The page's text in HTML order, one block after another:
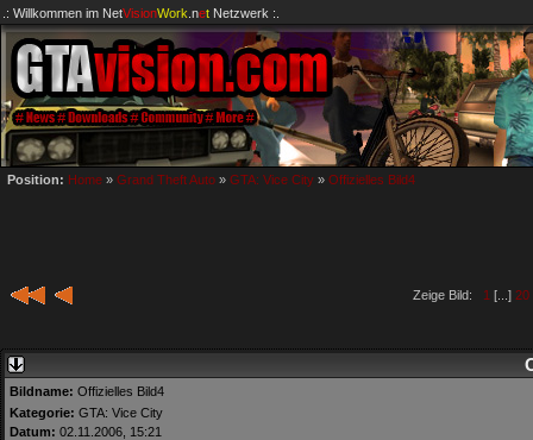
.: Willkommen im NetVisionWork .netNetzwerk :.
Position: Home » Grand Theft Auto » GTA: Vice City » Offizielles Bild4
Zeige Bild: 1 [...] 20
Bildname: Offizielles Bild4
Kategorie: GTA: Vice City
Datum: 02.11.2006, 15:21